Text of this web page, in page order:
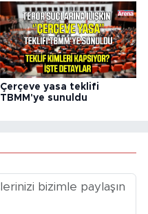
Çerçeve yasa teklifi
TBMM'ye sunuldu